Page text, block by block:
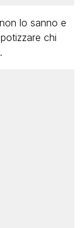
lo sanno e
chi